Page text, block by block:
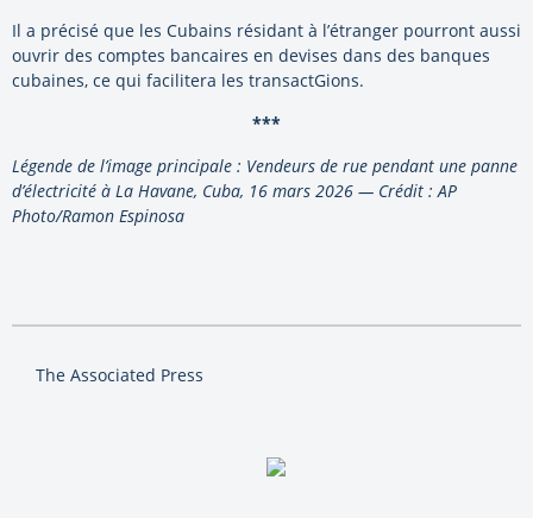
Il a précisé que les Cubains résidant à l’étranger pourront aussi
ouvrir des comptes bancaires en devises dans des banques
cubaines, ce qui facilitera les transactGions.
***
Légende de l’image principale : Vendeurs de rue pendant une panne
d’électricité à La Havane, Cuba, 16 mars 2026 — Crédit : AP
Photo/Ramon Espinosa
The Associated Press